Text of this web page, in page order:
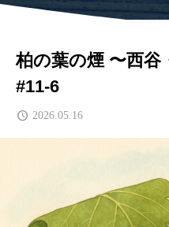
柏の葉の煙 〜西谷
#11-6
2026.05.16